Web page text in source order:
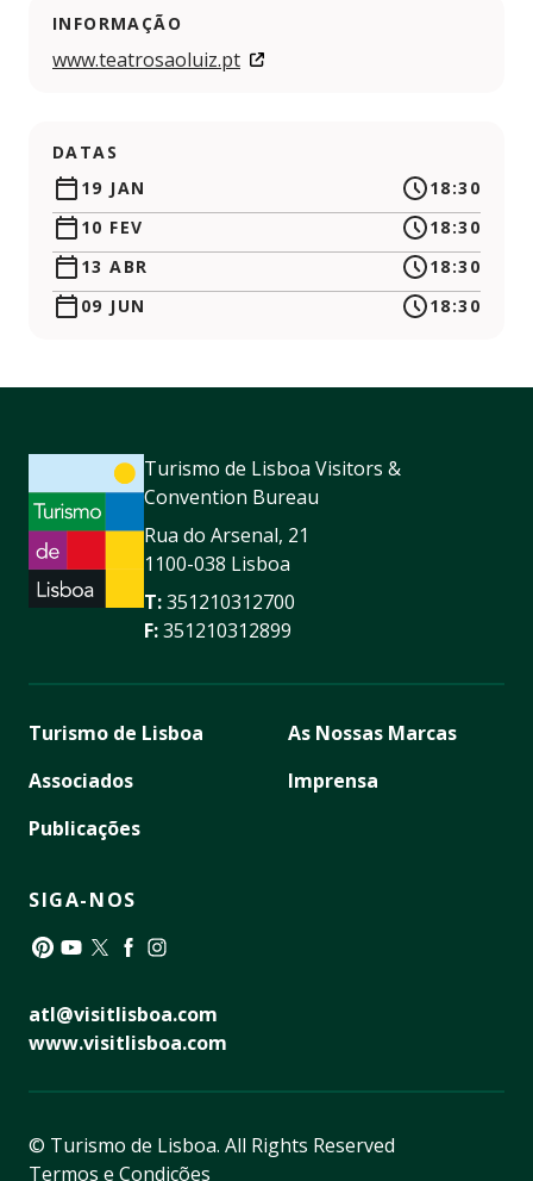
INFORMAÇÃO
www.teatrosaoluiz.pt
DATAS
19 JAN
18:30
10 FEV
18:30
13 ABR
18:30
09 JUN
18:30
Turismo de Lisboa Visitors &
Convention Bureau
Rua do Arsenal, 21
1100-038 Lisboa
T:351210312700
F:351210312899
Turismo de Lisboa
Associados
Publicações
As Nossas Marcas
Imprensa
SIGA-NOS
atl@visitlisboa.com
www.visitlisboa.com
© Turismo de Lisboa. All Rights Reserved
Termos e Condições